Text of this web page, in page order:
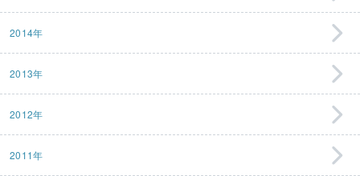
2014年
2013年
2012年
2011年